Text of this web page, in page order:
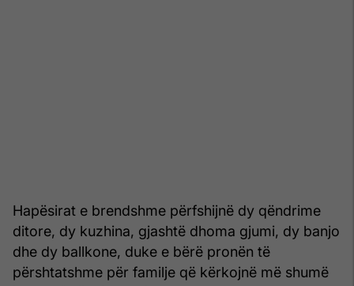
Hapësirat e brendshme përfshijnë dy qëndrime
ditore, dy kuzhina, gjashtë dhoma gjumi, dy banjo
dhe dy ballkone, duke e bërë pronën të
përshtatshme për familje që kërkojnë më shumë